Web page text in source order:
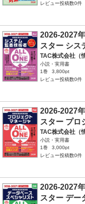
レビュー投稿数0件
2026-2027
スター シス
TAC株式会社（
小説・実用書
1巻
3,800pt
レビュー投稿数0件
2026-2027
スター プロ
TAC株式会社（
小説・実用書
1巻
3,000pt
レビュー投稿数0件
2026-2027
スター デー